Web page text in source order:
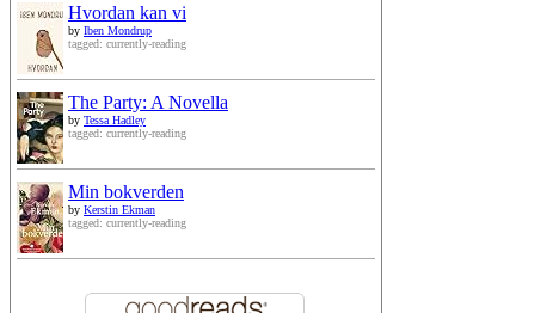
Hvordan kan vi
by Iben Mondrup
tagged: currently-reading
The Party: A Novella
by Tessa Hadley
tagged: currently-reading
Min bokverden
by Kerstin Ekman
tagged: currently-reading